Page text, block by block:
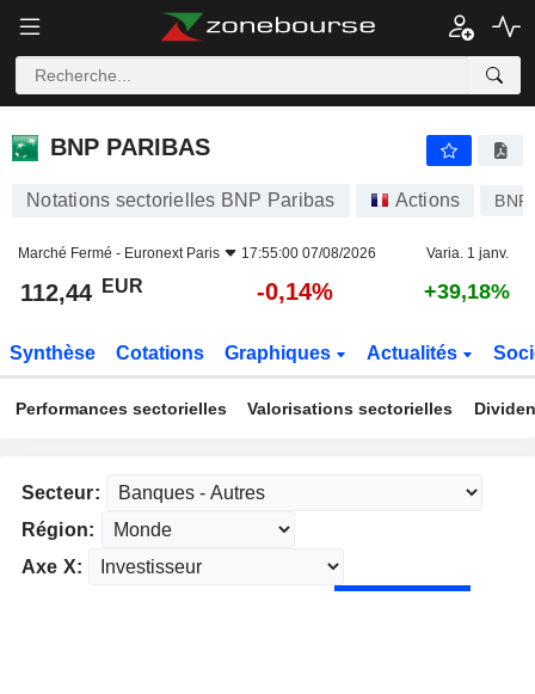
BNP PARIBAS
BNP PARIBAS
Notations sectorielles BNP Paribas Actions BNP
Marché Fermé - Euronext Paris 17:55:00 07/08/2026 Varia. 1 janv.
112,44 EUR -0,14% +39,18%
Synthèse Cotations Graphiques Actualités
Performances sectorielles Valorisations sectorielles
Secteur:
Région:
Axe X: